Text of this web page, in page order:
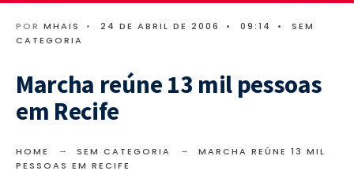
POR MHAIS • 24 DE ABRIL DE 2006 • 09:14 •
SEM
CATEGORIA
Marcha reúne 13 mil pessoas
em Recife
HOME SEM CATEGORIA
MARCHA REÚNE 13 MIL
PESSOAS EM RECIFE